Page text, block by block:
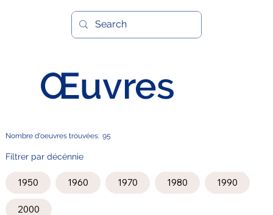
Œuvres
Filtrer par décénnie
1950 1960 1970 1980 1990
2000
Nombre d'oeuvres trouvées: 95